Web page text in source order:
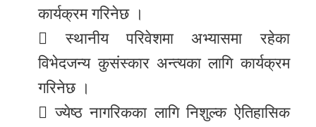
कार्यक्रम गरिनेछ ।
 स्थानीय परिवेशमा अभ्यासमा रहेका
विभेदजन्य कुसंस्कार अन्त्यका लागि कार्यक्रम
गरिनेछ ।
 ज्येष्ठ नागरिकका लागि निशुल्क ऐतिहासिक